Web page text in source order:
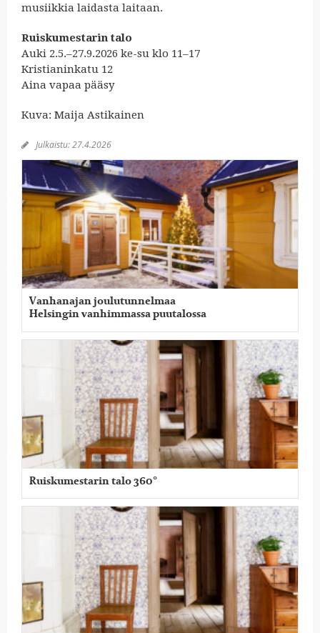
musiikkia laidasta laitaan.
Ruiskumestarin talo
Auki 2.5.–27.9.2026 ke-su klo 11–17
Kristianinkatu 12
Aina vapaa pääsy
Kuva: Maija Astikainen
 Julkaistu:27.4.2026
Vanhanajan joulutunnelmaa
Helsingin vanhimmassa puutalossa
Ruiskumestarin talo 360°